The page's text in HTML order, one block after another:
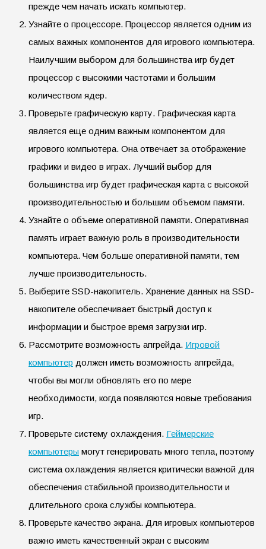
прежде чем начать искать компьютер.
Узнайте о процессоре. Процессор является одним из
самых важных компонентов для игрового компьютера.
Наилучшим выбором для большинства игр будет
процессор с высокими частотами и большим
количеством ядер.
Проверьте графическую карту. Графическая карта
является еще одним важным компонентом для
игрового компьютера. Она отвечает за отображение
графики и видео в играх. Лучший выбор для
большинства игр будет графическая карта с высокой
производительностью и большим объемом памяти.
Узнайте о объеме оперативной памяти. Оперативная
память играет важную роль в производительности
компьютера. Чем больше оперативной памяти, тем
лучше производительность.
Выберите SSD-накопитель. Хранение данных на SSD-
накопителе обеспечивает быстрый доступ к
информации и быстрое время загрузки игр.
Рассмотрите возможность апгрейда. Игровой
компьютер должен иметь возможность апгрейда,
чтобы вы могли обновлять его по мере
необходимости, когда появляются новые требования
игр.
Проверьте систему охлаждения. Геймерские
компьютеры могут генерировать много тепла, поэтому
система охлаждения является критически важной для
обеспечения стабильной производительности и
длительного срока службы компьютера.
Проверьте качество экрана. Для игровых компьютеров
важно иметь качественный экран с высоким